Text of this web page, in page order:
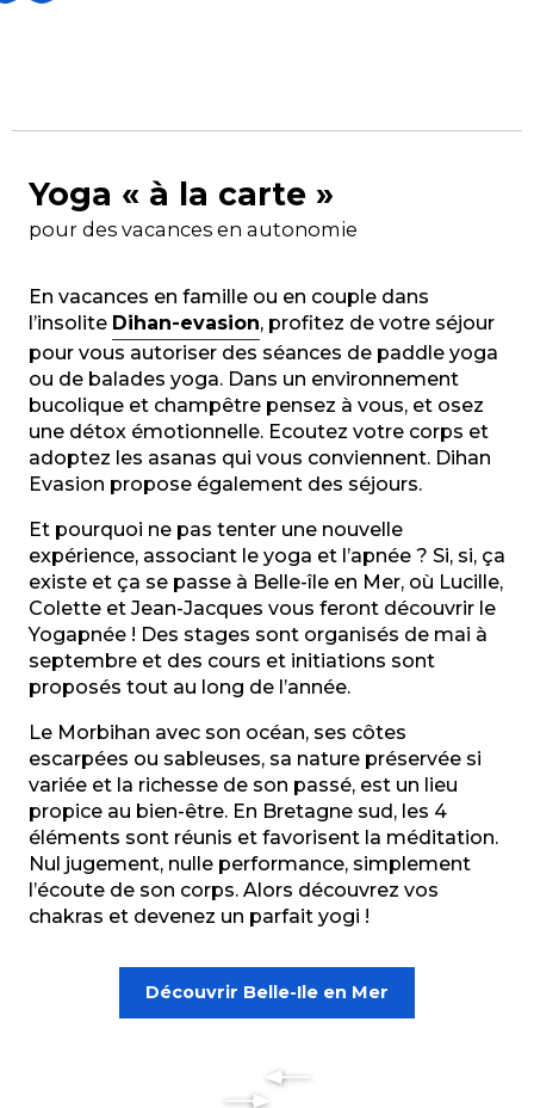
Yoga « à la carte »
pour des vacances en autonomie
En vacances en famille ou en couple dans
l’insolite Dihan-evasion, profitez de votre séjour
pour vous autoriser des séances de paddle yoga
ou de balades yoga. Dans un environnement
bucolique et champêtre pensez à vous, et osez
une détox émotionnelle. Ecoutez votre corps et
adoptez les asanas qui vous conviennent. Dihan
Evasion propose également des séjours.
Et pourquoi ne pas tenter une nouvelle
expérience, associant le yoga et l’apnée ? Si, si, ça
existe et ça se passe à Belle-île en Mer, où Lucille,
Colette et Jean-Jacques vous feront découvrir le
Yogapnée ! Des stages sont organisés de mai à
septembre et des cours et initiations sont
proposés tout au long de l’année.
Le Morbihan avec son océan, ses côtes
escarpées ou sableuses, sa nature préservée si
variée et la richesse de son passé, est un lieu
propice au bien-être. En Bretagne sud, les 4
éléments sont réunis et favorisent la méditation.
Nul jugement, nulle performance, simplement
l’écoute de son corps. Alors découvrez vos
chakras et devenez un parfait yogi !
Découvrir Belle-Ile en Mer